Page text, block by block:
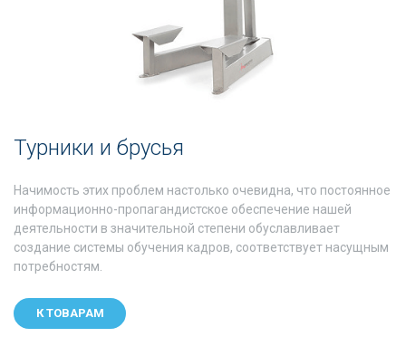
Турники и брусья
Начимость этих проблем настолько очевидна, что постоянное
информационно-пропагандистское обеспечение нашей
деятельности в значительной степени обуславливает
создание системы обучения кадров, соответствует насущным
потребностям.
К ТОВАРАМ